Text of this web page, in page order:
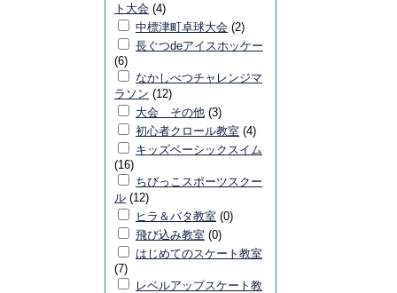
ト大会 (4)
中標津町卓球大会 (2)
長ぐつdeアイスホッケー
(6)
なかしべつチャレンジマ
ラソン (12)
大会 その他 (3)
初心者クロール教室 (4)
キッズベーシックスイム
(16)
ちびっこスポーツスクー
ル (12)
ヒラ＆バタ教室 (0)
飛び込み教室 (0)
はじめてのスケート教室
(7)
レベルアップスケート教